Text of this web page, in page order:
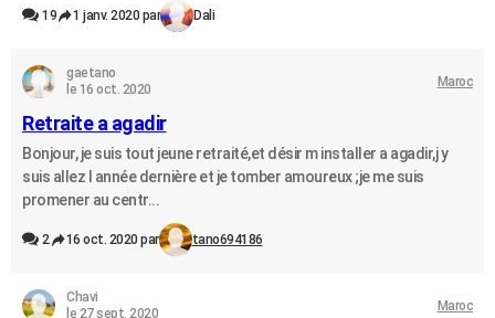
19 1 janv. 2020 par Dali
gaetano
le 16 oct. 2020
Maroc
Retraite a agadir
Bonjour, je suis tout jeune retraité,et désir m installer a agadir,j y
suis allez l année dernière et je tomber amoureux ;je me suis
promener au centr...
2 16 oct. 2020 par tano694186
Chavi
le 27 sept. 2020
Maroc